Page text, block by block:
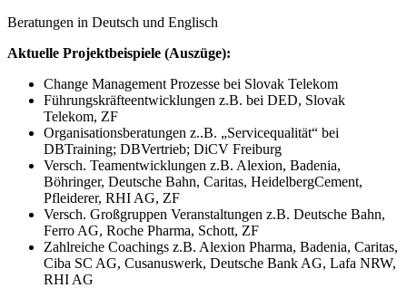
Beratungen in Deutsch und Englisch
Aktuelle Projektbeispiele (Auszüge):
Change Management Prozesse bei Slovak Telekom
Führungskräfteentwicklungen z.B. bei DED, Slovak
Telekom, ZF
Organisationsberatungen z..B. „Servicequalität“ bei
DBTraining; DBVertrieb; DiCV Freiburg
Versch. Teamentwicklungen z.B. Alexion, Badenia,
Böhringer, Deutsche Bahn, Caritas, HeidelbergCement,
Pfleiderer, RHI AG, ZF
Versch. Großgruppen Veranstaltungen z.B. Deutsche Bahn,
Ferro AG, Roche Pharma, Schott, ZF
Zahlreiche Coachings z.B. Alexion Pharma, Badenia, Caritas,
Ciba SC AG, Cusanuswerk, Deutsche Bank AG, Lafa NRW,
RHI AG